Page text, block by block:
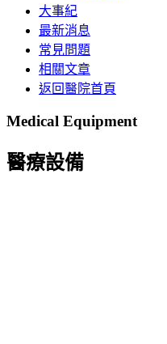
大事紀
最新消息
常見問題
相關文章
返回醫院首頁
Medical Equipment
醫療設備